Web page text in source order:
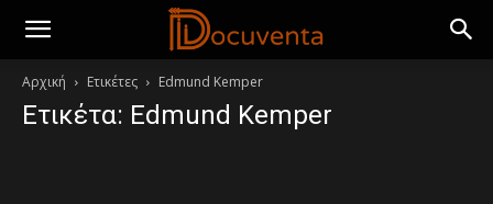
Αρχική Ετικέτες Edmund Kemper
Ετικέτα: Edmund Kemper